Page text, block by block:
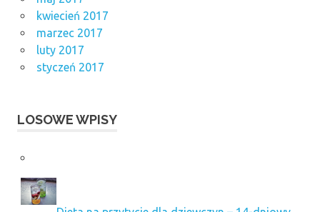
kwiecień 2017
marzec 2017
luty 2017
styczeń 2017
LOSOWE WPISY